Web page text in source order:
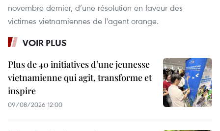
novembre dernier, d’une résolution en faveur des
victimes vietnamiennes de l'agent orange.
VOIR PLUS
Plus de 40 initiatives d’une jeunesse
vietnamienne qui agit, transforme et
inspire
09/08/2026 12:00